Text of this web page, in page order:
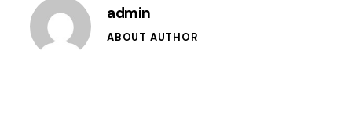
admin
ABOUT AUTHOR